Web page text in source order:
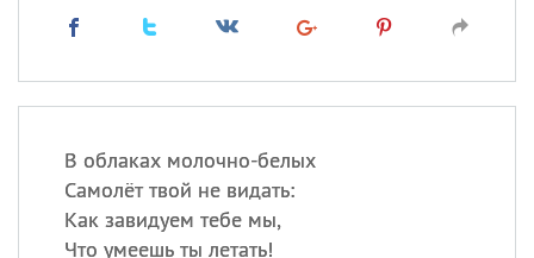
В облаках молочно-белых
Самолёт твой не видать:
Как завидуем тебе мы,
Что умеешь ты летать!
Кристина